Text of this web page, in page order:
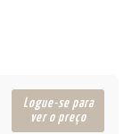
Logue-se para
ver o preço